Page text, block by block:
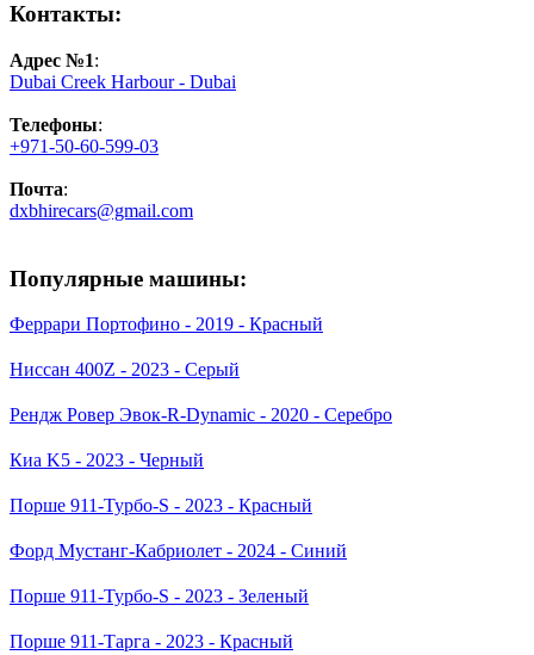
Контакты:
Адрес №1:
Dubai Creek Harbour - Dubai
Телефоны:
+971-50-60-599-03
Почта:
dxbhirecars@gmail.com
Популярные машины:
Феррари Портофино - 2019 - Красный
Ниссан 400Z - 2023 - Серый
Рендж Ровер Эвок-R-Dynamic - 2020 - Серебро
Киа K5 - 2023 - Черный
Порше 911-Турбо-S - 2023 - Красный
Форд Мустанг-Кабриолет - 2024 - Синий
Порше 911-Турбо-S - 2023 - Зеленый
Порше 911-Тарга - 2023 - Красный